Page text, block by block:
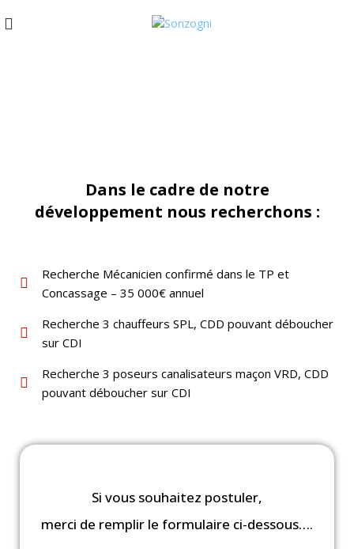
Dans le cadre de notre
développement nous recherchons :
Recherche Mécanicien confirmé dans le TP et
Concassage – 35 000€ annuel
Recherche 3 chauffeurs SPL, CDD pouvant déboucher
sur CDI
Recherche 3 poseurs canalisateurs maçon VRD, CDD
pouvant déboucher sur CDI
Si vous souhaitez postuler,
merci de remplir le formulaire ci-dessous….